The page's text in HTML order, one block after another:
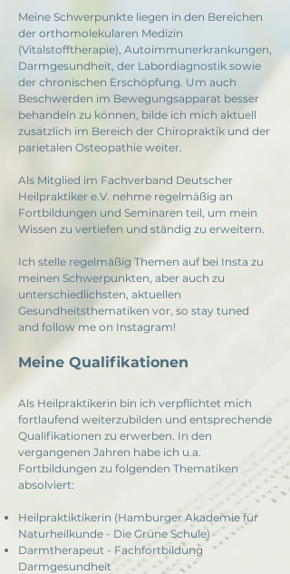
Meine Schwerpunkte liegen in den Bereichen
der orthomolekularen Medizin
(Vitalstofftherapie), Autoimmunerkrankungen,
Darmgesundheit, der Labordiagnostik sowie
der chronischen Erschöpfung. Um auch
Beschwerden im Bewegungsapparat besser
behandeln zu können, bilde ich mich aktuell
zusätzlich im Bereich der Chiropraktik und der
parietalen Osteopathie weiter.
Als Mitglied im Fachverband Deutscher
Heilpraktiker e.V. nehme regelmäßig an
Fortbildungen und Seminaren teil, um mein
Wissen zu vertiefen und ständig zu erweitern.
​Ich stelle regelmäßig Themen auf bei Insta zu
meinen Schwerpunkten, aber auch zu
unterschiedlichsten, aktuellen
Gesundheitsthematiken vor, so stay tuned
and follow me on Instagram!​
Meine Qualifikationen
Als Heilpraktikerin bin ich verpflichtet mich
fortlaufend weiterzubilden und entsprechende
Qualifikationen zu erwerben. In den
vergangenen Jahren habe ich u.a.
Fortbildungen zu folgenden Thematiken
absolviert:
Heilpraktiktikerin (Hamburger Akademie für
Naturheilkunde - Die Grüne Schule)
Darmtherapeut - Fachfortbildung
Darmgesundheit